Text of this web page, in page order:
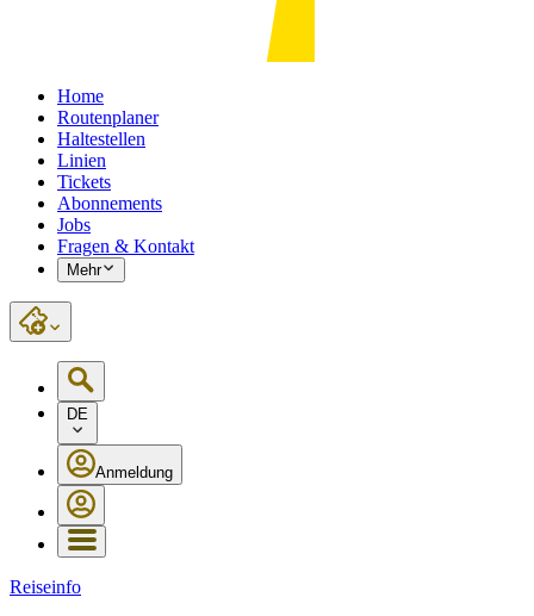
Home
Routenplaner
Haltestellen
Linien
Tickets
Abonnements
Jobs
Fragen & Kontakt
Mehr
DE
Anmeldung
Reiseinfo